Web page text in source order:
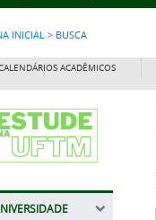
INICIAL > BUSCA
ACADÊMICOS